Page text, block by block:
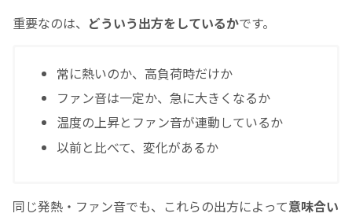
重要なのは、 どういう出方をしているかです。
常に熱いのか、高負荷時だけか
ファン音は一定か、急に大きくなるか
温度の上昇とファン音が連動しているか
以前と比べて、変化があるか
同じ発熱・ファン音でも、これらの出方によって意味合い